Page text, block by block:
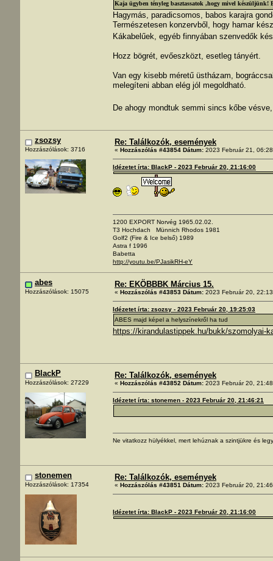
Kaja ügyben tényleg basztassatok ,hogy mivel készüljünk!
Hagymás, paradicsomos, babos karajra
Természetesen konzervből, hogy hamar
Kákabelűek, egyéb finnyában szenvedők
Hozz bögrét, evőeszközt, esetleg tányért.
Van egy kisebb méretű üstházam,
melegíteni abban elég jól megoldható.
De ahogy mondtuk semmi sincs kőbe
zsozsy
Hozzászólások: 3716
Re: Találkozók, események
« Hozzászólás #43854 Dátum: 2023 Február 21,
Idézetet írta: BlackP - 2023 Február 20, 21:16:00
1200 EXPORT Norvég 1965.02.02.
T3 Hochdach Münnich Rhodos 1981
Golf2 (Fire & Ice belső) 1989
Astra f 1996
Babetta
http://youtu.be/PJasikRH-eY
abes
Hozzászólások: 15075
Re: EKÖBBBK Március 15.
« Hozzászólás #43853 Dátum: 2023 Február 20,
Idézetet írta: zsozsy - 2023 Február 20, 19:25:03
ABES majd képel a helyszínekről ha tud
https://kirandulastippek.hu/bukk/szomolyai-
BlackP
Hozzászólások: 27229
Re: Találkozók, események
« Hozzászólás #43852 Dátum: 2023 Február 20,
Idézetet írta: stonemen - 2023 Február 20, 21:46:21
Ne vitatkozz hülyékkel, mert lehúznak a szintjükre és
stonemen
Hozzászólások: 17354
Re: Találkozók, események
« Hozzászólás #43851 Dátum: 2023 Február 20,
Idézetet írta: BlackP - 2023 Február 20, 21:16:00